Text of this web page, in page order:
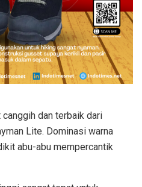
dan terbaik dari
Lite. Dominasi warna
abu-abu mempercantik